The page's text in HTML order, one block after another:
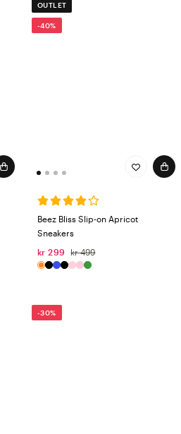
OUTLET
-40%
Beez Bliss Slip-on Apricot
Sneakers
kr 299
kr 499
-30%